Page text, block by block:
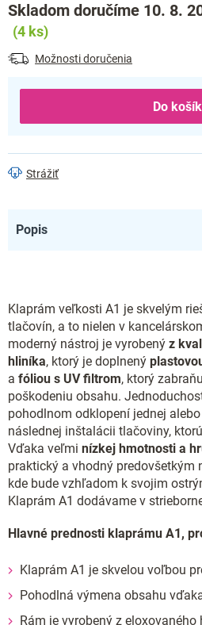
Skladom doručíme 10. 8.
(4 ks)
Možnosti doručenia
Do
Strážiť
Popis
Klaprám veľkosti A1 je skvelým
tlačovín, a to nielen v
moderný nástroj je vyrobený z
hliníka, ktorý je doplnený
a fóliou s UV filtrom, ktorý
poškodeniu obsahu.
pohodlnom odklopení jednej
následnej inštalácii tlačoviny,
Vďaka veľmi nízkej hmotnosti a
praktický a vhodný predovšetkým
kde bude vzhľadom k svojim
Klaprám A1 dodávame v
Hlavné prednosti klaprámu A1,
Klaprám A1 je skvelou voľbou
Pohodlná výmena obsahu
Rám je vyrobený z eloxovaného